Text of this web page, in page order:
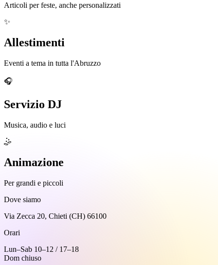
Articoli per feste, anche personalizzati
✨
Allestimenti
Eventi a tema in tutta l'Abruzzo
🎧
Servizio DJ
Musica, audio e luci
🤹
Animazione
Per grandi e piccoli
Dove siamo
Via Zecca 20, Chieti (CH) 66100
Orari
Lun–Sab 10–12 / 17–18
Dom chiuso